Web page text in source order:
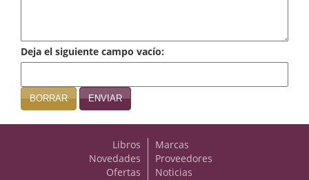
Mafia y espionaje
Matemáticas
Medicina
Deja el siguiente campo vacío:
BORRAR ENVIAR
Libros
Novedades
Ofertas
Marcas
Proveedores
Noticias